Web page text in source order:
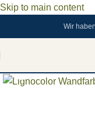
Skip to main content
Wir